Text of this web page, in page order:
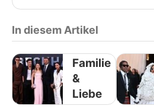
In diesem Artikel
Familie
&
Liebe